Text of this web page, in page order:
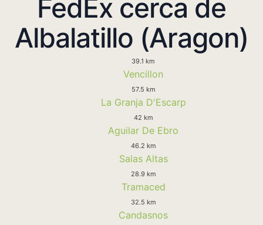
FedEx cerca de
Albalatillo (Aragon)
39.1 km
Vencillon
57.5 km
La Granja D'Escarp
42 km
Aguilar De Ebro
46.2 km
Salas Altas
28.9 km
Tramaced
32.5 km
Candasnos